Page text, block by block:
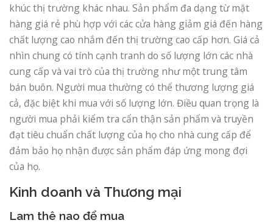
khúc thị trường khác nhau. Sản phẩm đa dạng từ mặt
hàng giá rẻ phù hợp với các cửa hàng giảm giá đến hàng
chất lượng cao nhắm đến thị trường cao cấp hơn. Giá cả
nhìn chung có tính cạnh tranh do số lượng lớn các nhà
cung cấp và vai trò của thị trường như một trung tâm
bán buôn. Người mua thường có thể thương lượng giá
cả, đặc biệt khi mua với số lượng lớn. Điều quan trọng là
người mua phải kiểm tra cẩn thận sản phẩm và truyền
đạt tiêu chuẩn chất lượng của họ cho nhà cung cấp để
đảm bảo họ nhận được sản phẩm đáp ứng mong đợi
của họ.
Kinh doanh và Thương mại
Lam thê nao để mua